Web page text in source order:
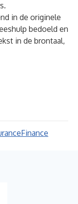
in de originele
bedoeld en
in de brontaal,
Finance